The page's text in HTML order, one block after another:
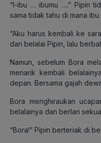
“I-ibu … ibumu ….” Pipin
sama tidak tahu di mana
“Aku harus kembali ke
dari belalai Pipin, lalu
Namun, sebelum Bora
menarik kembali
depan. Bersama gajah
Bora menghiraukan
belalainya dan berlari
“Bora!” Pipin berteriak di